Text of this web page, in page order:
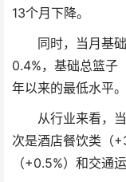
13个月下降。
同时，当月基
0.4%，基础总篮子
年以来的最低水平。
从行业来看，
次是酒店餐饮类（
（+0.5%）和交通